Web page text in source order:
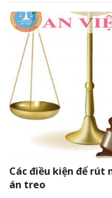
Các điều kiện để
án treo